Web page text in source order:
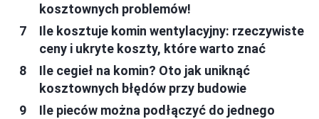
kosztownych problemów!
Ile kosztuje komin wentylacyjny: rzeczywiste
ceny i ukryte koszty, które warto znać
Ile cegieł na komin? Oto jak uniknąć
kosztownych błędów przy budowie
Ile pieców można podłączyć do jednego